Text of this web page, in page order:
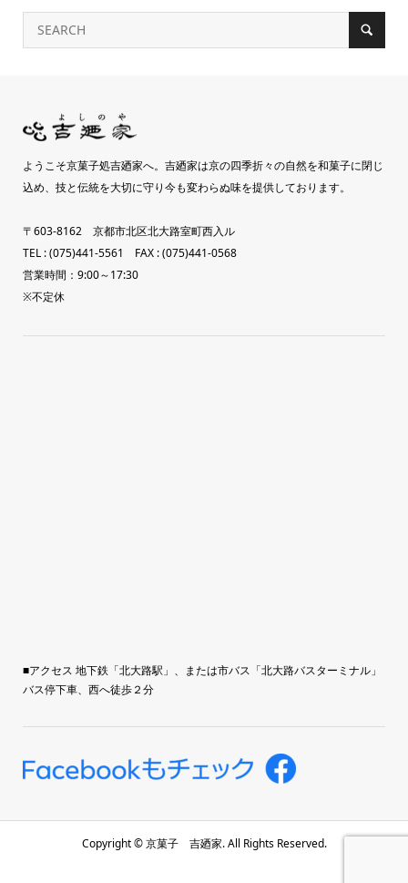
ようこそ京菓子処吉廼家へ。吉廼家は京の四季折々の自然を和菓子に閉じ
込め、技と伝統を大切に守り今も変わらぬ味を提供しております。
〒603-8162 京都市北区北大路室町西入ル
TEL : (075)441-5561 FAX : (075)441-0568
営業時間：9:00～17:30
※不定休
■アクセス 地下鉄「北大路駅」、または市バス「北大路バスターミナル」
バス停下車、西へ徒歩２分
Copyright ©京菓子 吉廼家. All Rights Reserved.